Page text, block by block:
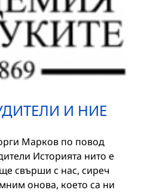
И НИЕ
Марков по повод
Историята нито е
свърши с нас, сиреч
онова, което са ни